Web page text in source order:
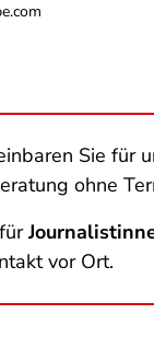
Sie für
ohne
vor Ort.